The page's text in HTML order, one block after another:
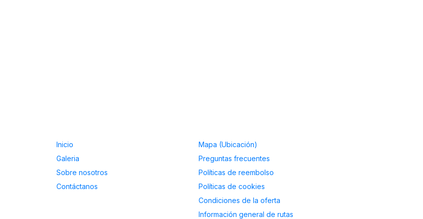
Inicio
Galeria
Sobre nosotros
Contáctanos
Mapa (Ubicación)
Preguntas frecuentes
Políticas de reembolso
Políticas de cookies
Condiciones de la oferta
Información general de rutas